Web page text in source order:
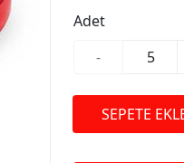
Adet
-